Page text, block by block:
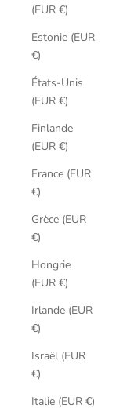
(EUR €)
Estonie (EUR
€)
États-Unis
(EUR €)
Finlande
(EUR €)
France (EUR
€)
Grèce (EUR
€)
Hongrie
(EUR €)
Irlande (EUR
€)
Israël (EUR
€)
Italie (EUR €)